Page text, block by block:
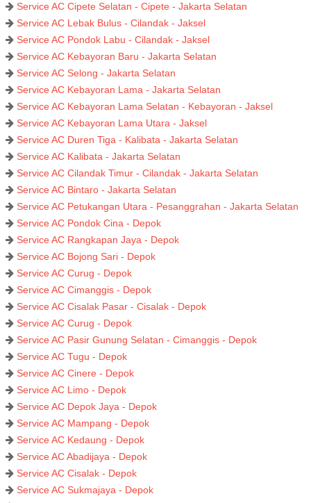
Service AC Cipete Selatan - Cipete - Jakarta Selatan
Service AC Lebak Bulus - Cilandak - Jaksel
Service AC Pondok Labu - Cilandak - Jaksel
Service AC Kebayoran Baru - Jakarta Selatan
Service AC Selong - Jakarta Selatan
Service AC Kebayoran Lama - Jakarta Selatan
Service AC Kebayoran Lama Selatan - Kebayoran - Jaksel
Service AC Kebayoran Lama Utara - Jaksel
Service AC Duren Tiga - Kalibata - Jakarta Selatan
Service AC Kalibata - Jakarta Selatan
Service AC Cilandak Timur - Cilandak - Jakarta Selatan
Service AC Bintaro - Jakarta Selatan
Service AC Petukangan Utara - Pesanggrahan - Jakarta Selatan
Service AC Pondok Cina - Depok
Service AC Rangkapan Jaya - Depok
Service AC Bojong Sari - Depok
Service AC Curug - Depok
Service AC Cimanggis - Depok
Service AC Cisalak Pasar - Cisalak - Depok
Service AC Curug - Depok
Service AC Pasir Gunung Selatan - Cimanggis - Depok
Service AC Tugu - Depok
Service AC Cinere - Depok
Service AC Limo - Depok
Service AC Depok Jaya - Depok
Service AC Mampang - Depok
Service AC Kedaung - Depok
Service AC Abadijaya - Depok
Service AC Cisalak - Depok
Service AC Sukmajaya - Depok